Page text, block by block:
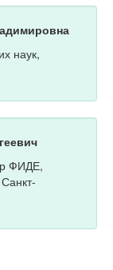
наук,
ФИДЕ,